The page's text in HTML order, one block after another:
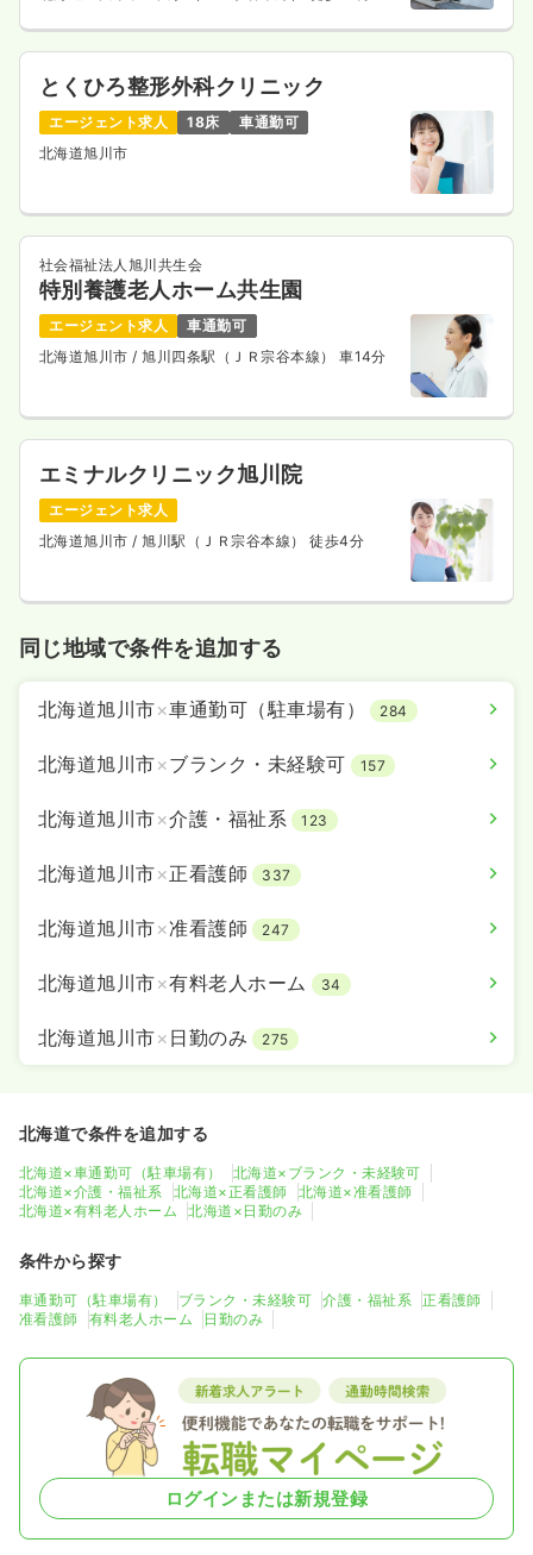
とくひろ整形外科クリニック
エージェント求人 18床
車通勤可
北海道旭川市
社会福祉法人旭川共生会
特別養護老人ホーム共生園
エージェント求人
車通勤可
北海道旭川市/ 旭川四条駅（ＪＲ宗谷本線） 車14分
エミナルクリニック旭川院
エージェント求人
北海道旭川市/ 旭川駅（ＪＲ宗谷本線） 徒歩4分
同じ地域で条件を追加する
北海道旭川市×車通勤可（駐車場有） 284
北海道旭川市×ブランク・未経験可 157
北海道旭川市×介護・福祉系 123
北海道旭川市×正看護師 337
北海道旭川市×准看護師 247
北海道旭川市×有料老人ホーム 34
北海道旭川市× 日勤のみ 275
北海道で条件を追加する
北海道×車通勤可（駐車場有）
北海道×ブランク・未経験可
北海道×介護・福祉系
北海道×正看護師
北海道×准看護師
北海道×有料老人ホーム
北海道×日勤のみ
条件から探す
車通勤可（駐車場有） ブランク・未経験可 介護・福祉系
正看護師
准看護師
有料老人ホーム 日勤のみ
ログインまたは新規登録